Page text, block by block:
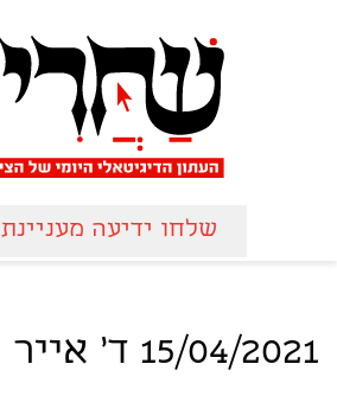
שלחו ידיעה מעניינת
15/04/2021 ד' אייר